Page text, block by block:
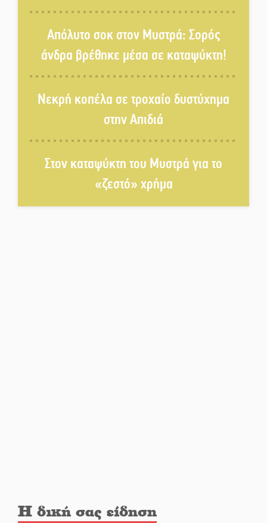
Στους ρυθμούς της Ελεωνόρας
Ζουγανέλη το Σαϊνοπούλειο
του Λαχίου
Παλαιοπαναγιά ξεσκέπασε η
Αστυνομία
Μπαρόκ μελωδίες κάτω από την
Απόλυτο σοκ στον Μυστρά: Σορός
άνδρα βρέθηκε μέσα σε καταψύκτη!
Νεκρή κοπέλα σε τροχαίο δυστύχημα
στην Απιδιά
Στον καταψύκτη του Μυστρά για το
«ζεστό» χρήμα
Η δική σας είδηση